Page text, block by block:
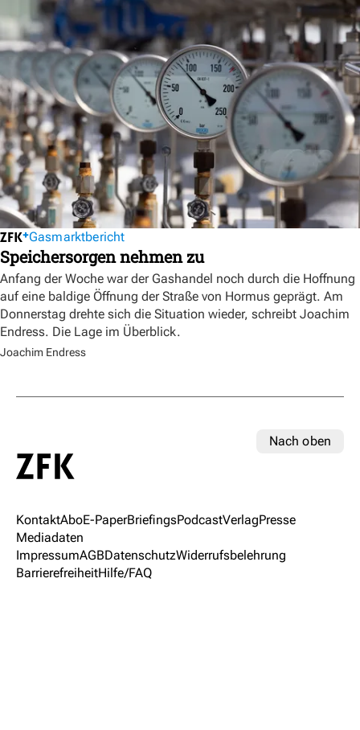
Gasmarktbericht
Speichersorgen nehmen zu
Anfang der Woche war der Gashandel noch durch die Hoffnung
auf eine baldige Öffnung der Straße von Hormus geprägt. Am
Donnerstag drehte sich die Situation wieder, schreibt Joachim
Endress. Die Lage im Überblick.
Joachim Endress
Nach oben
KontaktAboE-PaperBriefingsPodcastVerlagPresse
Mediadaten
ImpressumAGBDatenschutzWiderrufsbelehrung
BarrierefreiheitHilfe/FAQ